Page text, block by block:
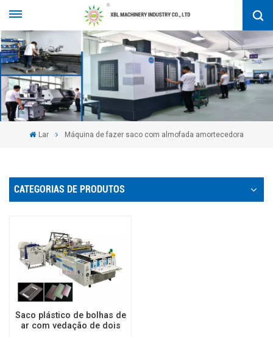
Lar Máquina de fazer saco com almofada amortecedora
CATEGORIAS DE PRODUTOS
Saco plástico de bolhas de
ar com vedação de dois